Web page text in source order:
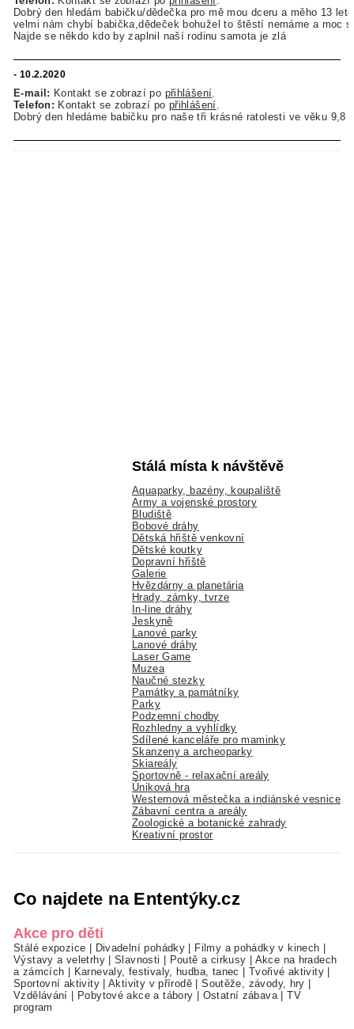
Dobrý den hledám babičku/dědečka pro mě mou dceru a měho 13
velmi nám chybí babička,dědeček bohužel to štěstí nemáme a moc
Najde se někdo kdo by zaplnil naší rodinu samota je zlá
- 10.2.2020
E-mail: Kontakt se zobrazí po přihlášení
Telefon: Kontakt se zobrazí po přihlášení
Dobrý den hledáme babičku pro naše tři krásné ratolesti ve věku 9,8
Stálá místa k návštěvě
Aquaparky, bazény, koupaliště
Army a vojenské prostory
Bludiště
Bobové dráhy
Dětská hřiště venkovní
Dětské koutky
Dopravní hřiště
Galerie
Hvězdárny a planetária
Hrady, zámky, tvrze
In-line dráhy
Jeskyně
Lanové parky
Lanové dráhy
Laser Game
Muzea
Naučné stezky
Památky a památníky
Parky
Podzemní chodby
Rozhledny a vyhlídky
Sdílené kanceláře pro maminky
Skanzeny a archeoparky
Skiareály
Sportovně - relaxační areály
Úniková hra
Westernová městečka a indiánské vesnice
Zábavní centra a areály
Zoologické a botanické zahrady
Kreativní prostor
Co najdete na Ententýky.cz
Akce pro děti
Stálé expozice Divadelní pohádky Filmy a pohádky v kinech
Výstavy a veletrhy|Slavnosti Poutě a cirkusy
Akce na hradech
a zámcích
Karnevaly, festivaly, hudba, tanec Tvořivé aktivity
Sportovní aktivity|Aktivity v přírodě |Soutěže, závody, hry
Vzdělávání
Pobytové akce a tábory Ostatní zábava|TV
program